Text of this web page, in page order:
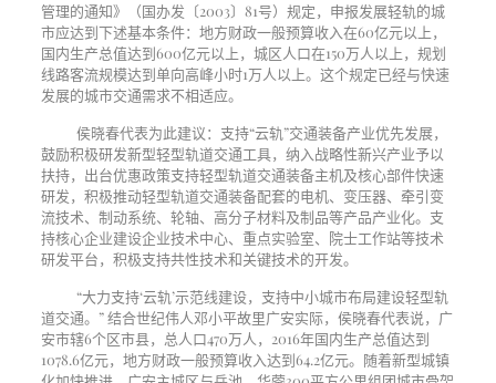
管理的通知》（国办发〔2003〕 81号）规定，申报发展轻轨的城
市应达到下述基本条件：地方财政一般预算收入在60亿元以上，
国内生产总值达到600亿元以上，城区人口在150万人以上，规划
线路客流规模达到单向高峰小时1万人以上。这个规定已经与快速
发展的城市交通需求不相适应。
侯晓春代表为此建议：支持“云轨”交通装备产业优先发展，
鼓励积极研发新型轻型轨道交通工具，纳入战略性新兴产业予以
扶持，出台优惠政策支持轻型轨道交通装备主机及核心部件快速
研发，积极推动轻型轨道交通装备配套的电机、变压器、牵引变
流技术、制动系统、轮轴、高分子材料及制品等产品产业化。支
持核心企业建设企业技术中心、重点实验室、院士工作站等技术
研发平台，积极支持共性技术和关键技术的开发。
“大力支持‘云轨’示范线建设，支持中小城市布局建设轻型轨
道交通。” 结合世纪伟人邓小平故里广安实际，侯晓春代表说，广
安市辖6个区市县，总人口470万人， 2016年国内生产总值达到
1078.6亿元，地方财政一般预算收入达到64.2亿元。随着新型城镇